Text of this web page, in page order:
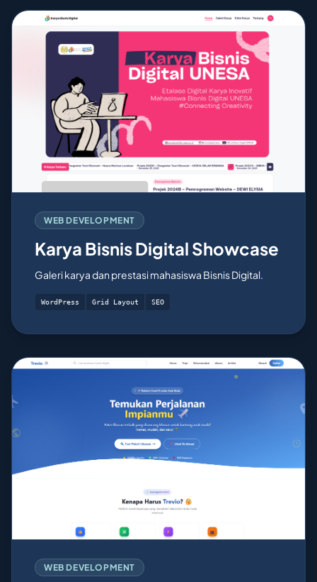
WEB DEVELOPMENT
Karya Bisnis Digital Showcase
Galeri karya dan prestasi mahasiswa Bisnis Digital.
WordPress Grid Layout SEO
WEB DEVELOPMENT